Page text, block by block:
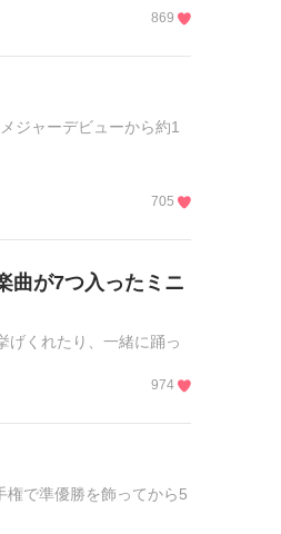
869
ジャーデビューから約1
705
曲が7つ入ったミニ
げくれたり、一緒に踊っ
974
権で準優勝を飾ってから5